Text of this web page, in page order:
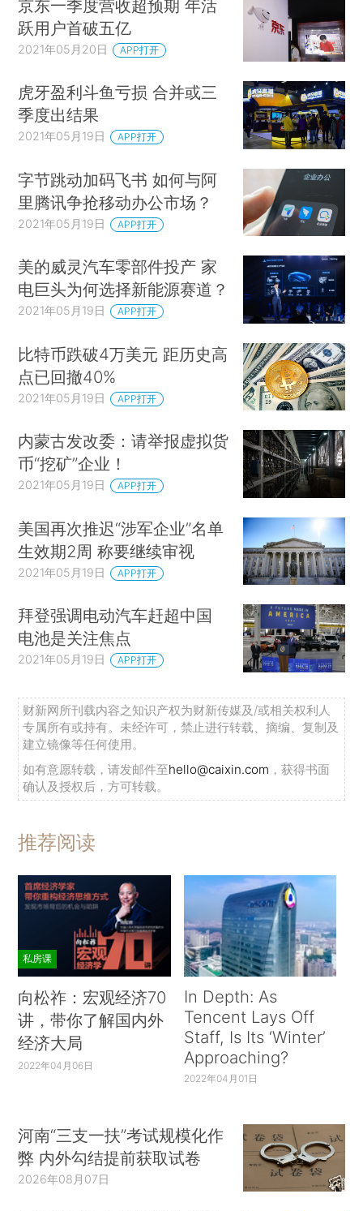
京东一季度营收超预期 年活
跃用户首破五亿
2021年05月20日 APP打开
虎牙盈利斗鱼亏损 合并或三
季度出结果
2021年05月19日 APP打开
字节跳动加码飞书 如何与阿
里腾讯争抢移动办公市场？
2021年05月19日 APP打开
美的威灵汽车零部件投产 家
电巨头为何选择新能源赛道？
2021年05月19日 APP打开
比特币跌破4万美元 距历史高
点已回撤40%
2021年05月19日 APP打开
内蒙古发改委：请举报虚拟货
币“挖矿”企业！
2021年05月19日 APP打开
美国再次推迟“涉军企业”名单
生效期2周 称要继续审视
2021年05月19日 APP打开
拜登强调电动汽车赶超中国
电池是关注焦点
2021年05月19日 APP打开
财新网所刊载内容之知识产权为财新传媒及/或相关权利人
专属所有或持有。未经许可，禁止进行转载、摘编、复制及
建立镜像等任何使用。
如有意愿转载，请发邮件至hello@caixin.com ，获得书面
确认及授权后，方可转载。
推荐阅读
私房课
向松祚：宏观经济70
讲，带你了解国内外
经济大局
2022年04月06日
In Depth: As
Tencent Lays Off
Staff, Is Its ‘Winter’
Approaching?
2022年04月01日
河南“三支一扶”考试规模化作
弊 内外勾结提前获取试卷
2026年08月07日